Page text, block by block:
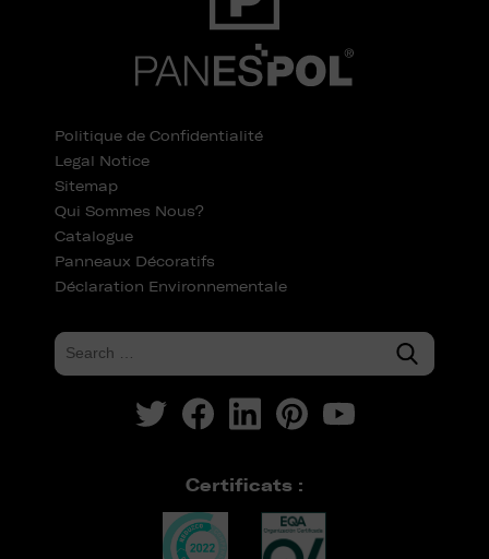
Politique de Confidentialité
Legal Notice
Sitemap
Qui Sommes Nous?
Catalogue
Panneaux Décoratifs
Déclaration Environnementale
Certificats :